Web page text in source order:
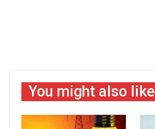
You might also like